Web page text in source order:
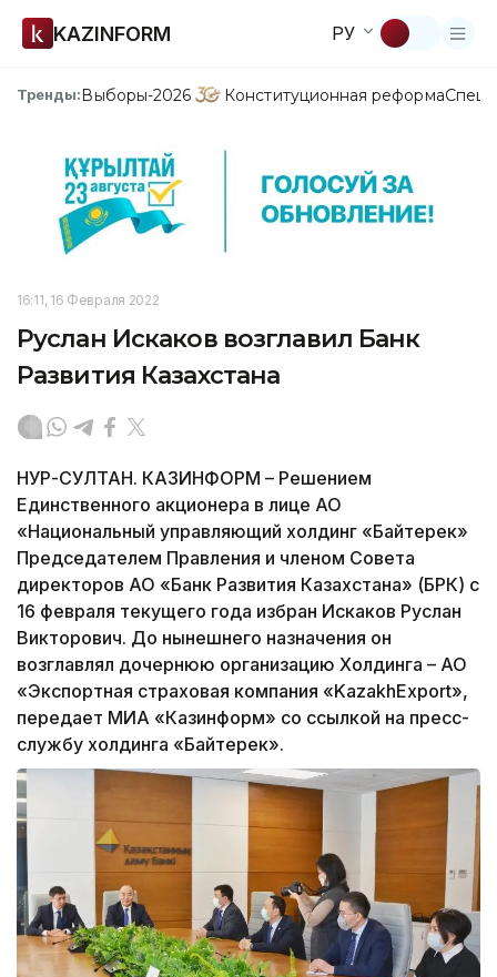
KAZINFORM РУ
Тренды:Выборы-2026 Конституционная реформа
16:11, 16 Февраля 2022
Руслан Искаков возглавил Банк
Развития Казахстана
НУР-СУЛТАН. КАЗИНФОРМ – Решением
Единственного акционера в лице АО
«Национальный управляющий холдинг «Байтерек»
Председателем Правления и членом Совета
директоров АО «Банк Развития Казахстана» (БРК) с
16 февраля текущего года избран Искаков Руслан
Викторович. До нынешнего назначения он
возглавлял дочернюю организацию Холдинга – АО
«Экспортная страховая компания «KazakhExport»,
передает МИА «Казинформ» со ссылкой на пресс-
службу холдинга «Байтерек».